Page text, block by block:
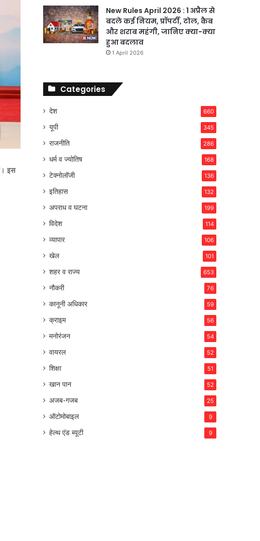
इस
New Rules April 2026 : 1 अप्रैल से
बदले कई नियम, प्रॉपर्टी, टोल, कैब
और शराब महंगी, जानिए क्या-क्या
हुआ बदलाव
1 April 2026
Categories
देश 660
यूपी 345
राजनीति 286
धर्म व ज्योतिष 168
टेक्नोलॉजी 136
इतिहास 132
अपराध व घटना 199
विदेश 114
व्यापार 106
खेल 101
शहर व राज्य 653
नौकरी 76
कानूनी अधिकार 59
क्राइम 56
मनोरंजन 54
वायरल 52
शिक्षा 51
खान पान 52
अजब-गजब 25
ऑटोमोबाइल 9
हेल्थ एंड ब्यूटी 9